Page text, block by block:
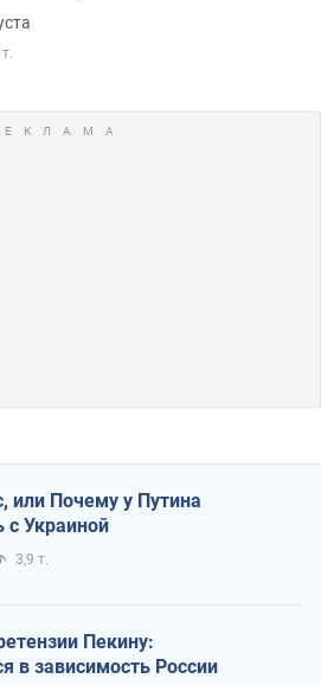
или Почему у Путина
с Украиной
3,9 т.
Пекину:
в зависимость России